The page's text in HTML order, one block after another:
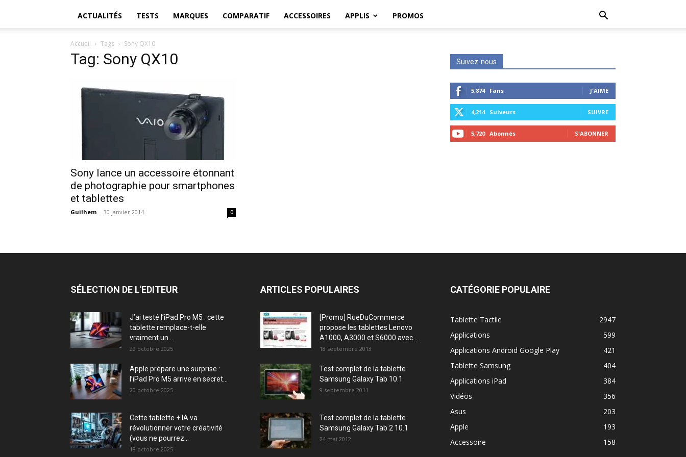
ACTUALITÉS TESTS MARQUES COMPARATIF ACCESSOIRES APPLIS PROMOS
Accueil Tags Sony QX10
Tag: Sony QX10
Sony lance un accessoire étonnant
de photographie pour smartphones
et tablettes
Guilhem - 30 janvier 2014 0
Suivez-nous
5,874 Fans J'AIME
4,214 Suiveurs SUIVRE
5,720 Abonnés S'ABONNER
SÉLECTION DE L'EDITEUR
J’ai testé l’iPad Pro M5 : cette
tablette remplace-t-elle
vraiment un...
29 octobre 2025
Apple prépare une surprise :
l’iPad Pro M5 arrive en secret...
20 octobre 2025
Cette tablette + IA va
révolutionner votre créativité
(vous ne pourrez...
18 octobre 2025
ARTICLES POPULAIRES
[Promo] RueDuCommerce
propose les tablettes Lenovo
A1000, A3000 et S6000 avec...
18 septembre 2013
Test complet de la tablette
Samsung Galaxy Tab 10.1
9 septembre 2011
Test complet de la tablette
Samsung Galaxy Tab 2 10.1
24 mai 2012
CATÉGORIE POPULAIRE
Tablette Tactile
2947
Applications
599
Applications Android Google Play
421
Tablette Samsung
404
Applications iPad
384
Vidéos
356
Asus
203
Apple
193
Accessoire
158